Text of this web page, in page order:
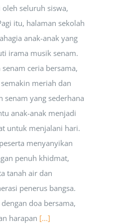
seluruh siswa,
itu, halaman sekolah
anak-anak yang
irama musik senam.
ceria bersama,
meriah dan
senam yang sederhana
anak-anak menjadi
untuk menjalani hari.
menyanyikan
penuh khidmat,
tanah air dan
penerus bangsa.
doa bersama,
harapan [...]